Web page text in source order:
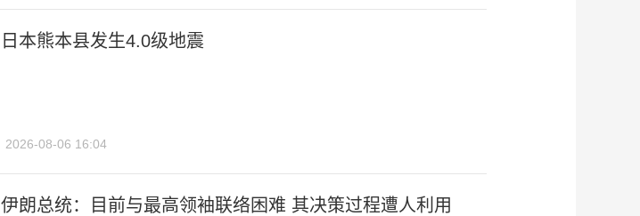
日本熊本县发生4.0级地震
2026-08-06 16:04
伊朗总统：目前与最高领袖联络困难 其决策过程遭人利用